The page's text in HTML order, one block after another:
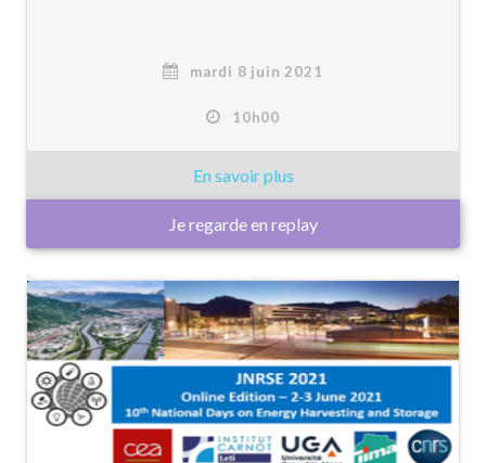
mardi 8 juin 2021
10h00
Je regarde en replay